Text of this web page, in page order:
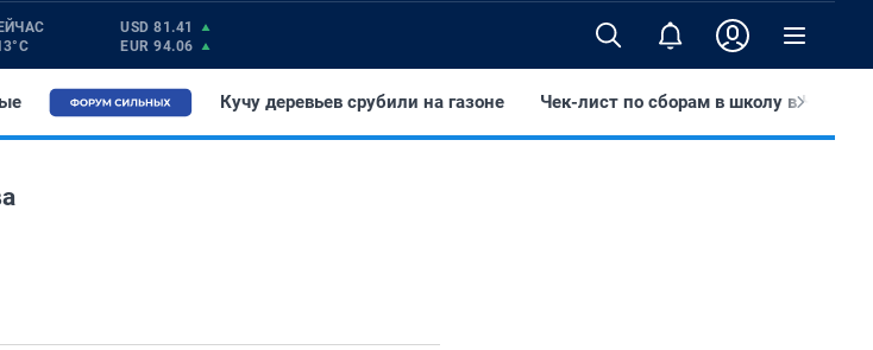
USD 81.41
EUR 94.06
Кучу деревьев срубили на газоне Чек-лист по сборам в школу в Чите